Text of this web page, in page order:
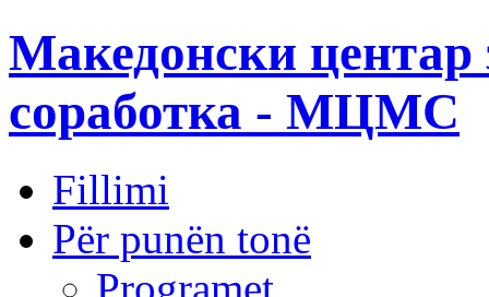
Македонски центар
соработка - МЦМС
Fillimi
Për punën tonë
Programet